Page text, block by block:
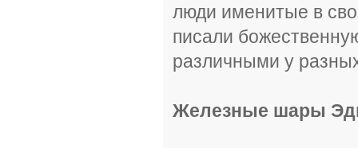
люди именитые в
писали
различными у
Железные шары